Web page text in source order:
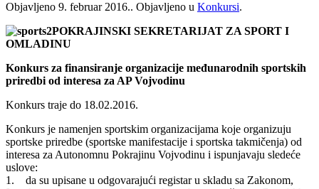
Objavljeno 9. februar 2016.. Objavljeno u Konkursi.
POKRAJINSKI SEKRETARIJAT ZA SPORT I
OMLADINU
Konkurs za finansiranje organizacije međunarodnih sportskih
priredbi od interesa za AP Vojvodinu
Konkurs traje do 18.02.2016.
Konkurs je namenjen sportskim organizacijama koje organizuju
sportske priredbe (sportske manifestacije i sportska takmičenja) od
interesa za Autonomnu Pokrajinu Vojvodinu i ispunjavaju sledeće
uslove:
1. da su upisane u odgovarajući registar u skladu sa Zakonom,